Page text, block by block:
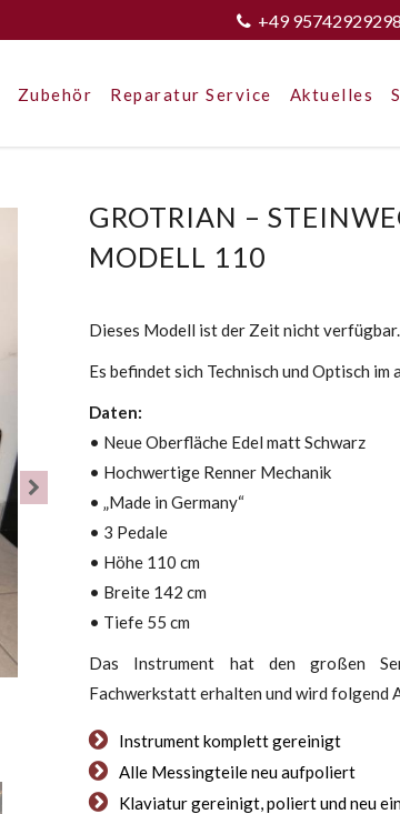
+49 95742929298
Zubehör Reparatur Service Aktuelles
GROTRIAN –
MODELL 110
Dieses Modell ist der Zeit nicht verfügbar.
Es befindet sich Technisch und Optisch
Daten:
• Neue Oberfläche Edel matt Schwarz
• Hochwertige Renner Mechanik
• „Made in Germany“
• 3 Pedale
• Höhe 110 cm
• Breite 142 cm
• Tiefe 55 cm
Das Instrument hat den großen
Fachwerkstatt erhalten und wird folgend
Instrument komplett gereinigt
Alle Messingteile neu aufpoliert
Klaviatur gereinigt, poliert und neu